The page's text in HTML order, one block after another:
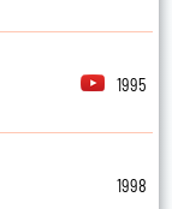
1995
1998